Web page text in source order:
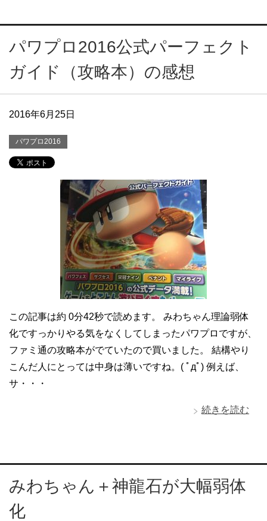
パワプロ2016公式パーフェクト
ガイド（攻略本）の感想
2016年6月25日
パワプロ2016
この記事は約 0分42秒で読めます。 みわちゃん理論弱体
化ですっかりやる気をなくしてしまったパワプロですが、
ファミ通の攻略本がでていたので買いました。 結構やり
こんだ人にとっては中身は薄いですね。( ﾟдﾟ) 例えば、
サ・・・
続きを読む
みわちゃん＋神龍石が大幅弱体
化